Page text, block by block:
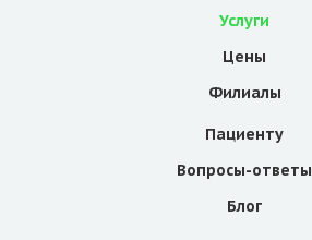
Услуги
Цены
Филиалы
Пациенту
Вопросы-ответы
Блог